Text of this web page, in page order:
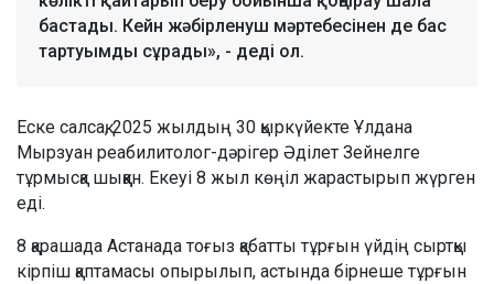
бастады. Кейн жәбірленуш мәртебесінен де бас
тартуымды сұрады», - деді ол.
Еске салсақ, 2025 жылдың 30 қыркүйекте Ұлдана
Мырзуан реабилитолог-дәрігер Әділет Зейнелге
тұрмысқа шыққан. Екеуі 8 жыл көңіл жарастырып жүрген
еді.
8 қарашада Астанада тоғыз қабатты тұрғын үйдің сыртқы
кірпіш қаптамасы опырылып, астында бірнеше тұрғын